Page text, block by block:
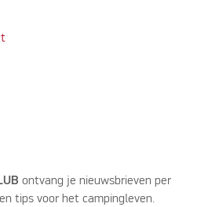
ontvang je nieuwsbrieven per
tips voor het campingleven.